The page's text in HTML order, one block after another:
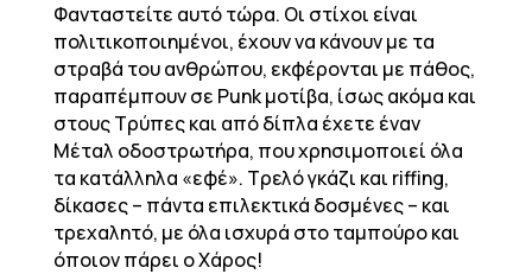
Φανταστείτε αυτό τώρα. Οι στίχοι είναι
πολιτικοποιημένοι, έχουν να κάνουν με τα
στραβά του ανθρώπου, εκφέρονται με πάθος,
παραπέμπουν σε Punk μοτίβα, ίσως ακόμα και
στους Τρύπες και από δίπλα έχετε έναν
Μέταλ οδοστρωτήρα, που χρησιμοποιεί όλα
τα κατάλληλα «εφέ». Τρελό γκάζι και riffing,
δίκασες – πάντα επιλεκτικά δοσμένες – και
τρεχαλητό, με όλα ισχυρά στο ταμπούρο και
όποιον πάρει ο Χάρος!